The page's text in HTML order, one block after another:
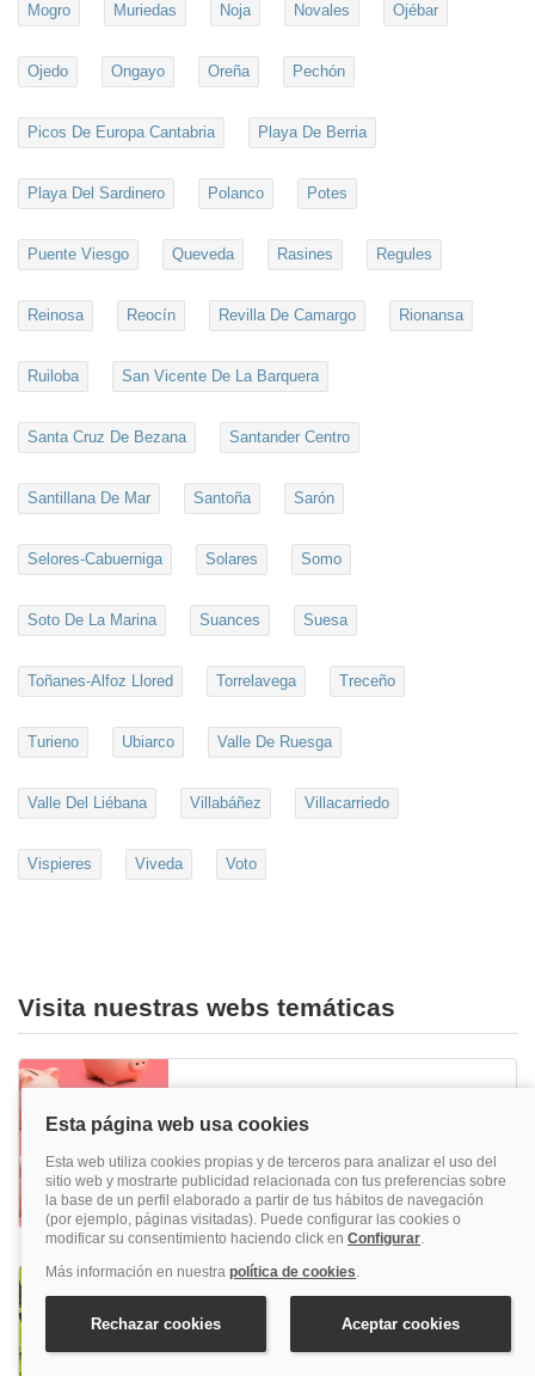
Mogro Muriedas Noja Novales Ojébar
Ojedo Ongayo Oreña Pechón
Picos De Europa Cantabria Playa De Berria
Playa Del Sardinero Polanco Potes
Puente Viesgo Queveda Rasines Regules
Reinosa Reocín Revilla De Camargo Rionansa
Ruiloba San Vicente De La Barquera
Santa Cruz De Bezana Santander Centro
Santillana De Mar Santoña Sarón
Selores-Cabuerniga Solares Somo
Soto De La Marina Suances Suesa
Toñanes-Alfoz Llored Torrelavega Treceño
Turieno Ubiarco Valle De Ruesga
Valle Del Liébana Villabáñez Villacarriedo
Vispieres Viveda Voto
Visita nuestras webs temáticas
¿Quieres irte de hotel una y otra vez? Los
hoteles baratos más ideales están aquí.
Reserva ya tu hotel barato en quehoteles y
viaja todo el año.
es reservar alojamientos para niños y disfrutar